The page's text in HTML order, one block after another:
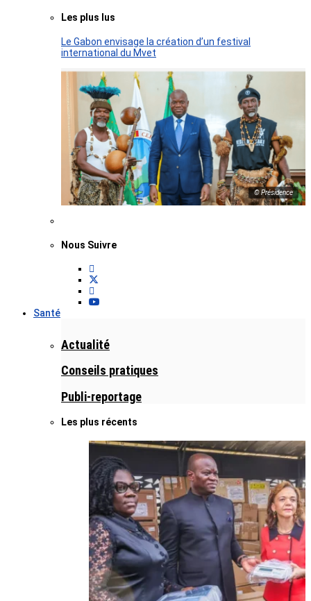
Les plus lus
Le Gabon envisage la création d’un festival
international du Mvet
© Présidence
Nous Suivre
Santé
Actualité
Conseils pratiques
Publi-reportage
Les plus récents